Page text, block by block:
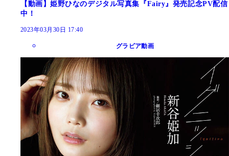
【動画】姫野ひなのデジタル写真集『Fairy』発売記念PV配信
中！
2023年03月30日 17:40
グラビア動画